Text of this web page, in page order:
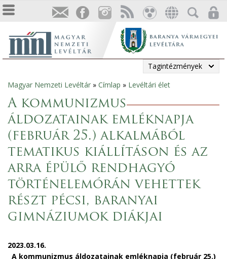
Tagintézmények
Jelenlegi
hely
Magyar Nemzeti Levéltár » Címlap » Levéltári élet
A kommunizmus
áldozatainak emléknapja
(február 25.) alkalmából
tematikus kiállításon és az
arra épülő rendhagyó
történelemórán vehettek
részt pécsi, baranyai
gimnáziumok diákjai
2023.03.16.
A kommunizmus áldozatainak emléknapja (február 25.)